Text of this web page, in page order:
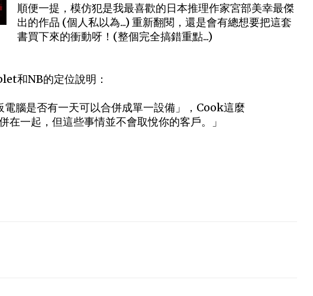
順便一提，模仿犯是我最喜歡的日本推理作家宮部美幸最傑
出的作品 (個人私以為...) 重新翻閱，還是會有總想要把這套
書買下來的衝動呀！(整個完全搞錯重點...)
和NB的定位說明：
腦是否有一天可以合併成單一設備」，Cook這麼
在一起，但這些事情並不會取悅你的客戶。」